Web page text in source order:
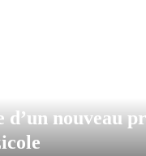
d’un nouveau